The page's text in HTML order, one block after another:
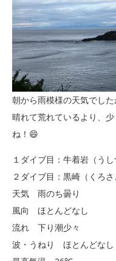
朝から雨模様の天気でした
晴れて荒れているより、
ね！😄
１ダイブ目：牛着岩（う
２ダイブ目：黒崎（くろ
天気 雨のち曇り
風向 ほとんどなし
流れ 下り潮少々
波・うねり ほとんどなし